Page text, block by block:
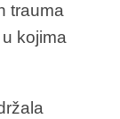
trauma
kojima